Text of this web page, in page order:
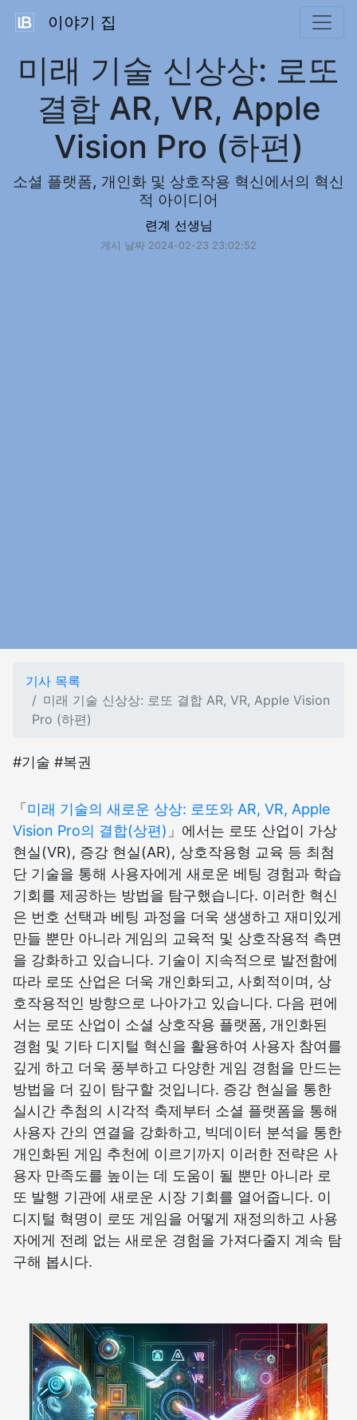
이야기 집
미래 기술 신상상: 로또
결합 AR, VR, Apple
Vision Pro (하편)
소셜 플랫폼, 개인화 및 상호작용 혁신에서의 혁신
적 아이디어
련계 선생님
게시 날짜 2024-02-23 23:02:52
기사 목록
미래 기술 신상상: 로또 결합 AR, VR, Apple Vision
Pro (하편)
#기술 #복권
「 미래 기술의 새로운 상상: 로또와 AR, VR, Apple
Vision Pro의 결합(상편) 」에서는 로또 산업이 가상
현실(VR), 증강 현실(AR), 상호작용형 교육 등 최첨
단 기술을 통해 사용자에게 새로운 베팅 경험과 학습
기회를 제공하는 방법을 탐구했습니다. 이러한 혁신
은 번호 선택과 베팅 과정을 더욱 생생하고 재미있게
만들 뿐만 아니라 게임의 교육적 및 상호작용적 측면
을 강화하고 있습니다. 기술이 지속적으로 발전함에
따라 로또 산업은 더욱 개인화되고, 사회적이며, 상
호작용적인 방향으로 나아가고 있습니다. 다음 편에
서는 로또 산업이 소셜 상호작용 플랫폼, 개인화된
경험 및 기타 디지털 혁신을 활용하여 사용자 참여를
깊게 하고 더욱 풍부하고 다양한 게임 경험을 만드는
방법을 더 깊이 탐구할 것입니다. 증강 현실을 통한
실시간 추첨의 시각적 축제부터 소셜 플랫폼을 통해
사용자 간의 연결을 강화하고, 빅데이터 분석을 통한
개인화된 게임 추천에 이르기까지 이러한 전략은 사
용자 만족도를 높이는 데 도움이 될 뿐만 아니라 로
또 발행 기관에 새로운 시장 기회를 열어줍니다. 이
디지털 혁명이 로또 게임을 어떻게 재정의하고 사용
자에게 전례 없는 새로운 경험을 가져다줄지 계속 탐
구해 봅시다.